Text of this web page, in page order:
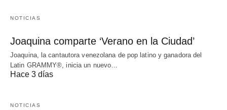
NOTICIAS
Joaquina comparte ‘Verano en la Ciudad’
Joaquina, la cantautora venezolana de pop latino y ganadora del
Latin GRAMMY®, inicia un nuevo…
Hace 3 días
NOTICIAS